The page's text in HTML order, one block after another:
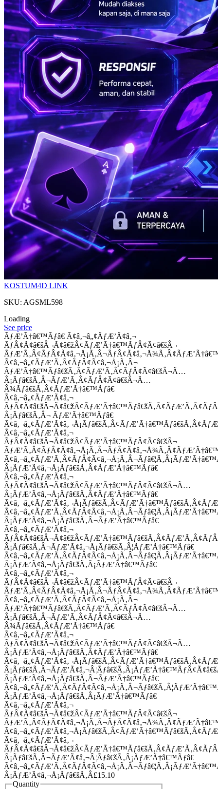
KOSTUM4D LINK
SKU: AGSML598
Loading
See price
ÃƒÆ’Ã†â€™Ãƒâ€ Ã¢â‚¬â„¢ÃƒÆ’Ã¢â‚¬
ÃƒÂ¢Ã¢â€šÂ¬Ã¢â€žÂ¢ÃƒÆ’Ã†â€™ÃƒÂ¢Ã¢â€šÂ¬
Ã¢â‚¬â„¢ÃƒÆ’Ã‚Â¢ÃƒÂ¢Ã¢â‚¬Å¡Ã‚Â¬
ÃƒÆ’Ã†â€™Ãƒâ€šÃ‚Â¢ÃƒÆ’Ã‚Â¢ÃƒÂ¢Ã¢â€šÂ¬Ã…
Â¡Ãƒâ€šÃ‚Â¬ÃƒÆ’Ã‚Â¢ÃƒÂ¢Ã¢â€šÂ¬Ã…
Â¾Ãƒâ€šÃ‚Â¢ÃƒÆ’Ã†â€™Ãƒâ€
Ã¢â‚¬â„¢ÃƒÆ’Ã¢â‚¬
Â¡Ãƒâ€šÃ‚Â¬ ÃƒÆ’Ã†â€™Ãƒâ€
Ã¢â‚¬â„¢ÃƒÆ’Ã¢â‚¬
ÃƒÂ¢Ã¢â€šÂ¬Ã¢â€žÂ¢ÃƒÆ’Ã†â€™ÃƒÂ¢Ã¢â€šÂ¬
Â¡ÃƒÆ’Ã¢â‚¬Å¡Ãƒâ€šÃ‚Â¢ÃƒÆ’Ã†â€™Ãƒâ€
Ã¢â‚¬â„¢ÃƒÆ’Ã¢â‚¬
ÃƒÂ¢Ã¢â€šÂ¬Ã¢â€žÂ¢ÃƒÆ’Ã†â€™ÃƒÂ¢Ã¢â€šÂ¬Ã…
Â¡ÃƒÆ’Ã¢â‚¬Å¡Ãƒâ€šÃ‚Â¢ÃƒÆ’Ã†â€™Ãƒâ€
Â¡ÃƒÆ’Ã¢â‚¬Å¡Ãƒâ€šÃ‚Â¬ÃƒÆ’Ã†â€™Ãƒâ€
Ã¢â‚¬â„¢ÃƒÆ’Ã¢â‚¬
Â¡Ãƒâ€šÃ‚Â¬ÃƒÆ’Ã¢â‚¬Å¡Ãƒâ€šÃ‚Â¦ÃƒÆ’Ã†â€™Ãƒâ€
Â¡ÃƒÆ’Ã¢â‚¬Å¡Ãƒâ€šÃ‚Â¡ÃƒÆ’Ã†â€™Ãƒâ€
Ã¢â‚¬â„¢ÃƒÆ’Ã¢â‚¬
ÃƒÂ¢Ã¢â€šÂ¬Ã¢â€žÂ¢ÃƒÆ’Ã†â€™ÃƒÂ¢Ã¢â€šÂ¬
Ã¢â‚¬â„¢ÃƒÆ’Ã‚Â¢ÃƒÂ¢Ã¢â‚¬Å¡Ã‚Â¬
ÃƒÆ’Ã†â€™Ãƒâ€šÃ‚Â¢ÃƒÆ’Ã‚Â¢ÃƒÂ¢Ã¢â€šÂ¬Ã…
Â¡Ãƒâ€šÃ‚Â¬ÃƒÆ’Ã‚Â¢ÃƒÂ¢Ã¢â€šÂ¬Ã…
Â¾Ãƒâ€šÃ‚Â¢ÃƒÆ’Ã†â€™Ãƒâ€
Ã¢â‚¬â„¢ÃƒÆ’Ã¢â‚¬
ÃƒÂ¢Ã¢â€šÂ¬Ã¢â€žÂ¢ÃƒÆ’Ã†â€™ÃƒÂ¢Ã¢â€šÂ¬Ã…
Â¡ÃƒÆ’Ã¢â‚¬Å¡Ãƒâ€šÃ‚Â¢ÃƒÆ’Ã†â€™Ãƒâ€
Â¡ÃƒÆ’Ã¢â‚¬Å¡Ãƒâ€šÃ‚Â¬ÃƒÆ’Ã†â€™Ãƒâ€
Â¡ÃƒÆ’Ã¢â‚¬Å¡Ãƒâ€šÃ‚Â¡ÃƒÆ’Ã†â€™Ãƒâ€
Ã¢â‚¬â„¢ÃƒÆ’Ã¢â‚¬
ÃƒÂ¢Ã¢â€šÂ¬Ã¢â€žÂ¢ÃƒÆ’Ã†â€™ÃƒÂ¢Ã¢â€šÂ¬
Ã¢â‚¬â„¢ÃƒÆ’Ã¢â‚¬
Â¡Ãƒâ€šÃ‚Â¬ÃƒÆ’Ã¢â‚¬Â¦Ãƒâ€šÃ‚Â¡ÃƒÆ’Ã†â€™Ãƒâ€
Â¡ÃƒÆ’Ã¢â‚¬Å¡Ãƒâ€šÃ‚Â£15.10
Quantity